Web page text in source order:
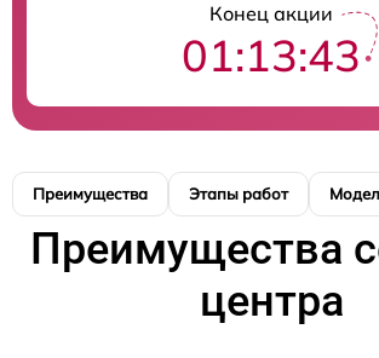
Конец акции
01:13:42
Преимущества Этапы работ
Преимущества
центра